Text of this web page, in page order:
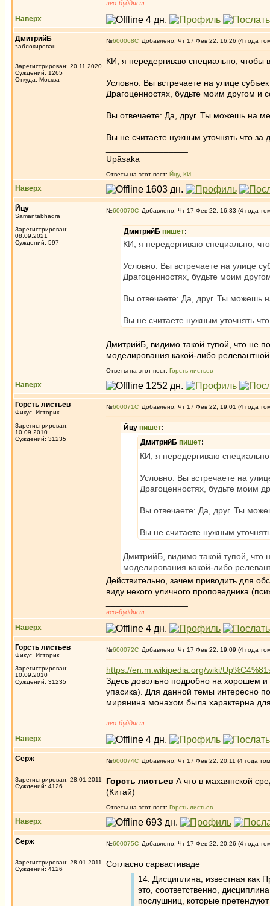
нео-буддист
Наверх
ДмитрийБ
заблокирован
Зарегистрирован: 20.11.2020
Суждений: 1265
Откуда: Москва
№600068 Добавлено: Чт 17 Фев 22, 16:26 (4 года
КИ, я передергиваю специально,
Условно. Вы встречаете на улице
Драгоценностях, будьте моим другом и
Вы отвечаете: Да, друг. Ты можешь на
Вы не считаете нужным уточнять что за
Upāsaka
Ответы на этот пост: Йцу, КИ
Наверх
Йцу
Samantabhadra
Зарегистрирован:
08.09.2021
Суждений: 597
№600070 Добавлено: Чт 17 Фев 22, 16:33 (4 года
ДмитрийБ пишет:
КИ, я передергиваю специально,
Условно. Вы встречаете на улице
Драгоценностях, будьте моим
Вы отвечаете: Да, друг. Ты можешь
Вы не считаете нужным уточнять
ДмитрийБ, видимо такой тупой, что не
моделирования какой-либо релевантной
Ответы на этот пост: Горсть листьев
Наверх
Горсть листьев
Фикус, Историк
Зарегистрирован:
10.09.2010
Суждений: 31235
№600071 Добавлено: Чт 17 Фев 22, 19:01 (4 года
Йцу пишет:
ДмитрийБ пишет:
КИ, я передергиваю
Условно. Вы встречаете на
Драгоценностях, будьте моим
Вы отвечаете: Да, друг. Ты
Вы не считаете нужным
ДмитрийБ, видимо такой тупой, что
моделирования какой-либо
Действительно, зачем приводить для
виду некого уличного проповедника
нео-буддист
Наверх
Горсть листьев
Фикус, Историк
Зарегистрирован:
10.09.2010
Суждений: 31235
№600072 Добавлено: Чт 17 Фев 22, 19:09 (4 года
https://en.m.wikipedia.org/wiki/
Здесь довольно подробно на хорошем
упасика). Для данной темы интересно
мирянина монахом была характерна
нео-буддист
Наверх
Серж
Зарегистрирован: 28.01.2011
Суждений: 4126
№600074 Добавлено: Чт 17 Фев 22, 20:11 (4 года
Горсть листьев А что в махаянской
(Китай)
Ответы на этот пост: Горсть листьев
Наверх
Серж
Зарегистрирован: 28.01.2011
Суждений: 4126
№600075 Добавлено: Чт 17 Фев 22, 20:26 (4 года
Согласно сарвастиваде
14. Дисциплина, известная как
это, соответственно,
послушниц, которые